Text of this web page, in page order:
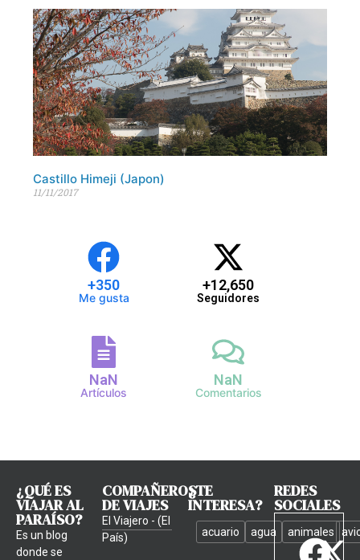
Castillo Himeji (Japon)
11/11/2017
+350
Me gusta
+12,650
Seguidores
NaN
Artículos
NaN
Comentarios
¿QUÉ ES
VIAJAR AL
PARAÍSO?
Es un blog
donde se
COMPAÑEROS
DE VIAJES
El Viajero - (El
País)
¿TE
INTERESA?
acuario agua animales
REDES
SOCIALES